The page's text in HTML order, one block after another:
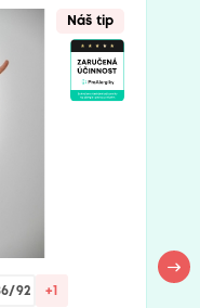
Náš tip
92 +1